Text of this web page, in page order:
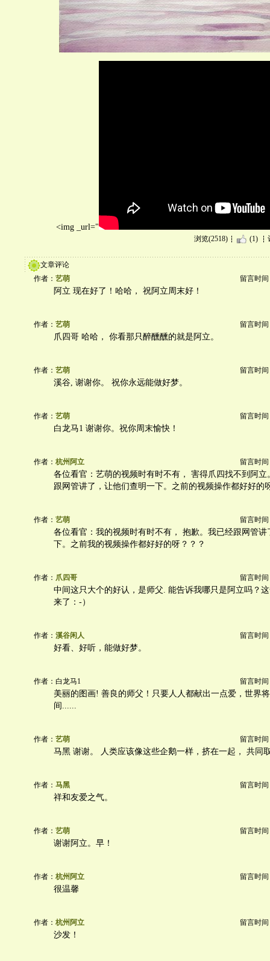
<img _url="
浏览(2518) (1)
文章评论
作者： 艺萌 留言时间
阿立 现在好了！哈哈， 祝阿立周末好！
作者： 艺萌 留言时间
爪四哥 哈哈， 你看那只醉醺醺的就是阿立。
作者： 艺萌 留言时间
溪谷, 谢谢你。 祝你永远能做好梦。
作者： 艺萌 留言时间
白龙马1 谢谢你。祝你周末愉快！
作者： 杭州阿立 留言时间
各位看官：艺萌的视频时有时不有， 害得爪四找不到阿立
跟网管讲了，让他们查明一下。之前的视频操作都好好的
作者： 艺萌 留言时间
各位看官：我的视频时有时不有， 抱歉。我已经跟网管讲
下。之前我的视频操作都好好的呀？？？
作者： 爪四哥 留言时间
中间这只大个的好认，是师父. 能告诉我哪只是阿立吗？
来了：-）
作者： 溪谷闲人 留言时间
好看、好听，能做好梦。
作者：白龙马1 留言时间
美丽的图画! 善良的师父！只要人人都献出一点爱，世界
间......
作者： 艺萌 留言时间
马黑 谢谢。 人类应该像这些企鹅一样，挤在一起， 共同
作者： 马黑 留言时间
祥和友爱之气。
作者： 艺萌 留言时间
谢谢阿立。早！
作者： 杭州阿立 留言时间
很温馨
作者： 杭州阿立 留言时间
沙发！